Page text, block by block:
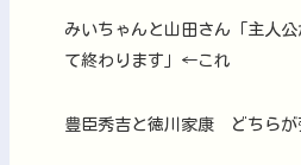
みいちゃんと山田さん「主人
て終わります」←これ
豊臣秀吉と徳川家康 どちらが